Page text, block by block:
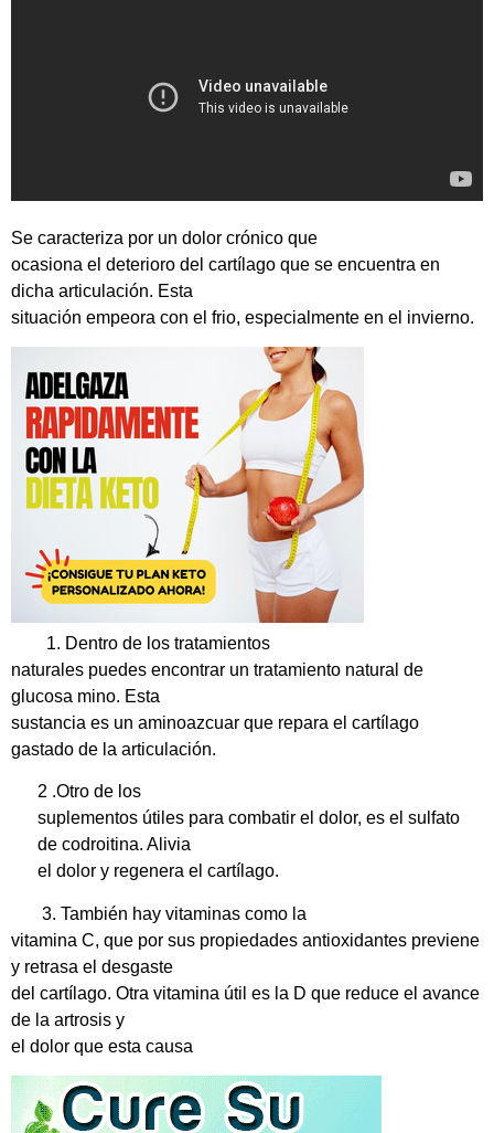
Se caracteriza por un dolor crónico que
ocasiona el deterioro del cartílago que se encuentra en
dicha articulación. Esta
situación empeora con el frio, especialmente en el invierno.
1. Dentro de los tratamientos
naturales puedes encontrar un tratamiento natural de
glucosa mino. Esta
sustancia es un aminoazcuar que repara el cartílago
gastado de la articulación.
2 .Otro de los
suplementos útiles para combatir el dolor, es el sulfato
de codroitina. Alivia
el dolor y regenera el cartílago.
3. También hay vitaminas como la
vitamina C, que por sus propiedades antioxidantes previene
y retrasa el desgaste
del cartílago. Otra vitamina útil es la D que reduce el avance
de la artrosis y
el dolor que esta causa